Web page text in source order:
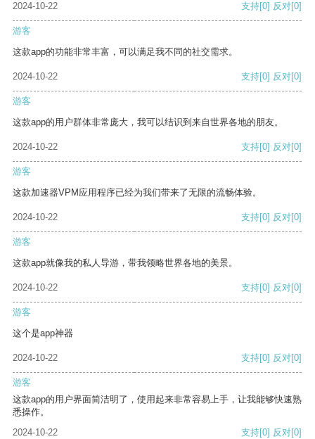
2024-10-22 支持[0] 反对[0]
游客
这款app的功能非常丰富，可以满足我不同的社交需求。
2024-10-22 支持[0] 反对[0]
游客
这款app的用户群体非常庞大，我可以结识到来自世界各地的朋友。
2024-10-22 支持[0] 反对[0]
游客
这款加速器VPM应用程序已经为我们带来了无限的流畅体验。
2024-10-22 支持[0] 反对[0]
游客
这款app就像我的私人导游，带我领略世界各地的美景。
2024-10-22 支持[0] 反对[0]
游客
这个是app神器
2024-10-22 支持[0] 反对[0]
游客
这款app的用户界面简洁明了，使用起来非常容易上手，让我能够快速熟
悉操作。
2024-10-22
支持[0] 反对[0]